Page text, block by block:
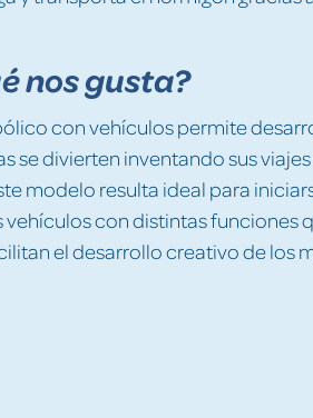
nos gusta?
con vehículos permite
se divierten inventando sus
modelo resulta ideal para
con distintas funciones
el desarrollo creativo de los